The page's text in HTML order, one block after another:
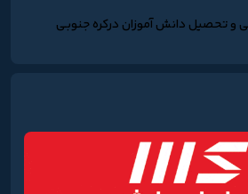
و تحصیل دانش آموزان درکره جنوبـی